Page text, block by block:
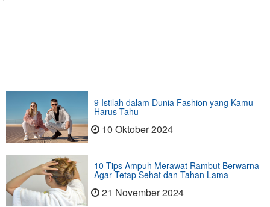
9 Istilah dalam Dunia Fashion yang Kamu
Harus Tahu
10 Oktober 2024
10 Tips Ampuh Merawat Rambut Berwarna
Agar Tetap Sehat dan Tahan Lama
21 November 2024